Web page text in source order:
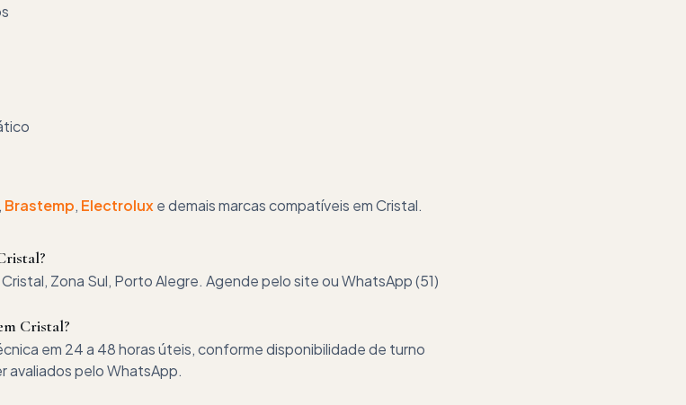
, Brastemp, Electroluxe demais marcas compatíveis emCristal.
Zona Sul, Porto Alegre. Agende pelo site ou WhatsApp (51)
Cristal?
em 24 a 48 horas úteis, conforme disponibilidade de turno
avaliados pelo WhatsApp.